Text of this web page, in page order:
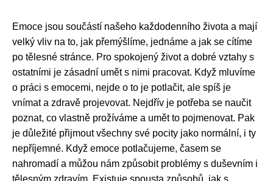
Emoce jsou součástí našeho každodenního života a mají
velký vliv na to, jak přemýšlíme, jednáme a jak se cítíme
po tělesné stránce. Pro spokojený život a dobré vztahy s
ostatními je zásadní umět s nimi pracovat. Když mluvíme
o práci s emocemi, nejde o to je potlačit, ale spíš je
vnímat a zdravě projevovat. Nejdřív je potřeba se naučit
poznat, co vlastně prožíváme a umět to pojmenovat. Pak
je důležité přijmout všechny své pocity jako normální, i ty
nepříjemné. Když emoce potlačujeme, časem se
nahromadí a můžou nám způsobit problémy s duševním i